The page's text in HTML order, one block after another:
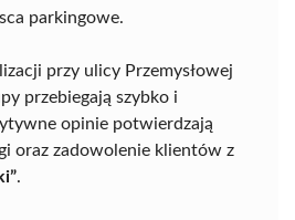
parkingowe.
przy ulicy Przemysłowej
przebiegają szybko i
opinie potwierdzają
oraz zadowolenie klientów z
.